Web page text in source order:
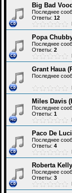
Big Bad
Последнее
Ответы: 12
Popa
Последнее
Ответы: 2
Grant Haua
Последнее
Miles Davis
Последнее
Ответы: 1
Paco De
Последнее
Ответы: 4
Roberta
Последнее
Ответы: 3